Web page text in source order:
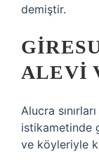
demiştir.
ALEVI
Alucra
istikametinde
ve köyleriyle